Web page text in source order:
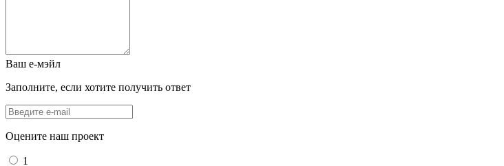
Ваш е-мэйл
Заполните, если хотите получить ответ
Оцените наш проект
1